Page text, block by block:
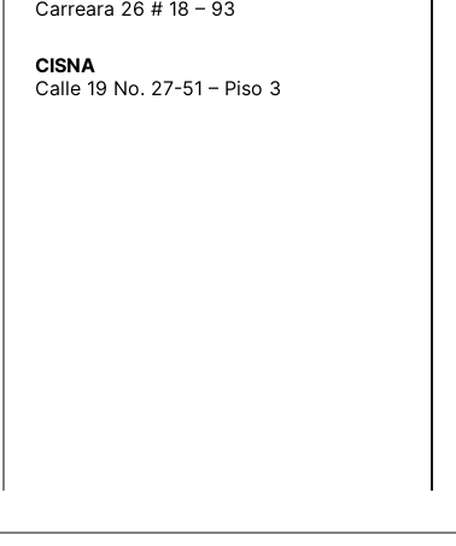
Carreara 26 # 18 – 93
CISNA
Calle 19 No. 27-51 – Piso 3